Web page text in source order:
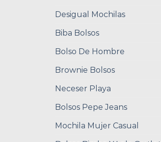
Desigual Mochilas
Biba Bolsos
Bolso De Hombre
Brownie Bolsos
Neceser Playa
Bolsos Pepe Jeans
Mochila Mujer Casual